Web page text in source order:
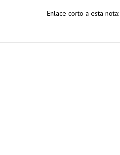
Enlace corto a esta nota: